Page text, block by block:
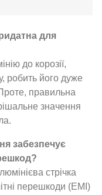
для
до корозії,
робить його дуже
правильна
значення
забезпечує
стрічка
перешкоди (EMI)